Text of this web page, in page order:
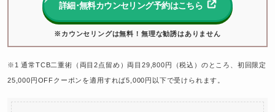
詳細･無料カウンセリング予約はこちら
※カウンセリングは無料！無理な勧誘はありません
※1 通常TCB二重術（両目2点留め）両目29,800円（税込）のところ、初回限定
25,000円OFFクーポンを適用すれば5,000円以下で受けられます。